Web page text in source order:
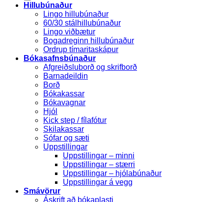
Hillubúnaður
Lingo hillubúnaður
60/30 stálhillubúnaður
Lingo viðbætur
Bogadreginn hillubúnaður
Ordrup tímaritaskápur
Bókasafnsbúnaður
Afgreiðsluborð og skrifborð
Barnadeildin
Borð
Bókakassar
Bókavagnar
Hjól
Kick step / fílafótur
Skilakassar
Sófar og sæti
Uppstillingar
Uppstillingar – minni
Uppstillingar – stærri
Uppstillingar – hjólabúnaður
Uppstillingar á vegg
Smávörur
Áskrift að bókaplasti